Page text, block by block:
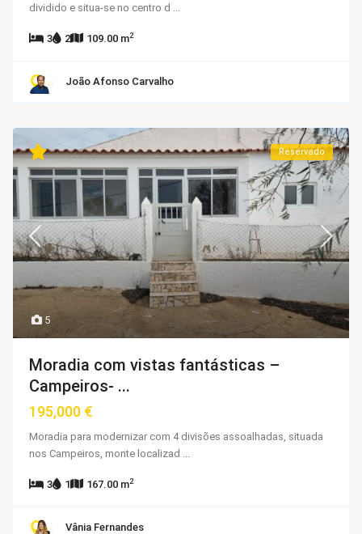
dividido e situa-se no centro d
3 2 109.00 m2
João Afonso Carvalho
5
Reservado
Moradia com vistas fantásticas –
Campeiros- ...
195,000 €
Moradia para modernizar com 4 divisões assoalhadas, situada
nos Campeiros, monte localizad
3 1 167.00 m2
Vânia Fernandes